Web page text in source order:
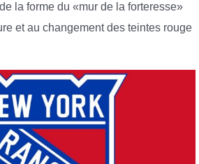
la forme du «mur de la forteresse»
et au changement des teintes rouge